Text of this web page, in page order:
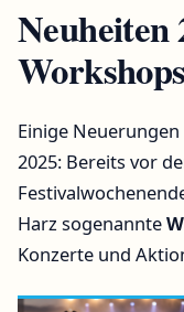
Neuheiten
Einige
2025: Bereits vor
Harz sogenannte
Konzerte und